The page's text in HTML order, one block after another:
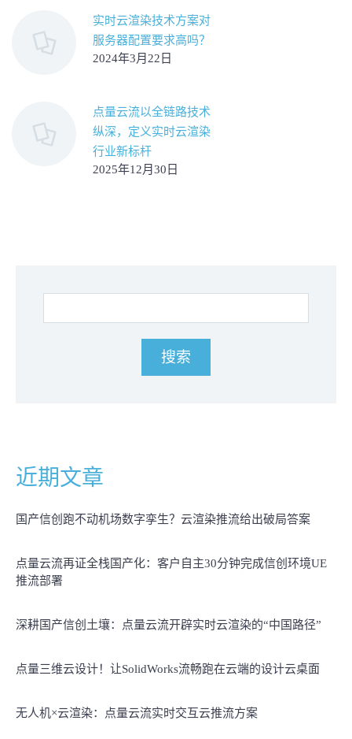
实时云渲染技术方案对
服务器配置要求高吗？
2024年3月22日
点量云流以全链路技术
纵深，定义实时云渲染
行业新标杆
2025年12月30日
近期文章
国产信创跑不动机场数字孪生？云渲染推流给出破局答案
点量云流再证全栈国产化：客户自主30分钟完成信创环境UE
推流部署
深耕国产信创土壤：点量云流开辟实时云渲染的“中国路径”
点量三维云设计！让SolidWorks流畅跑在云端的设计云桌面
无人机×云渲染：点量云流实时交互云推流方案